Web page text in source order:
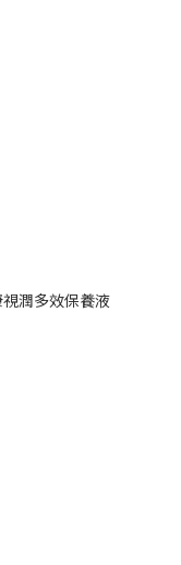
潤多效保養液